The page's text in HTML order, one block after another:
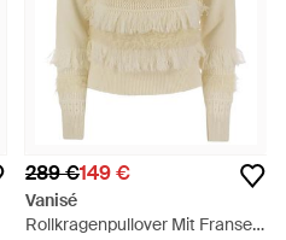
289 €149 €
Vanisé
Rollkragenpullover Mit Fransen